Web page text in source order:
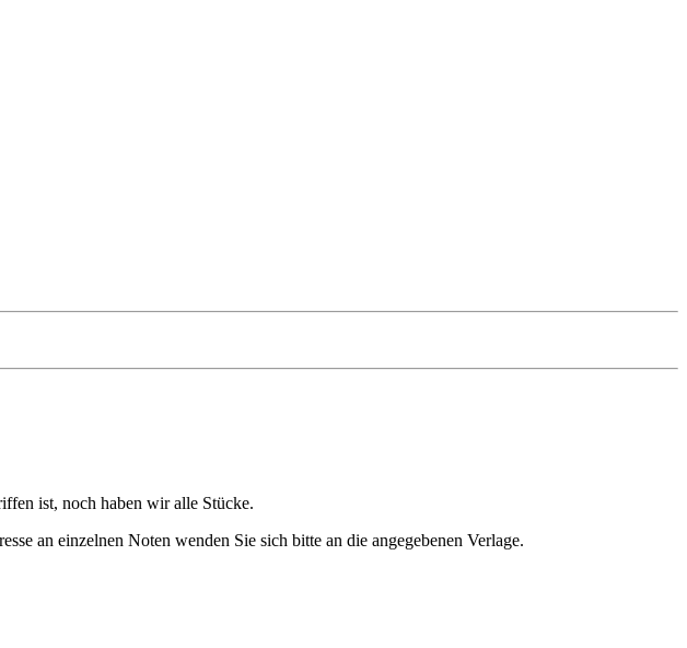
ist, noch haben wir alle Stücke.
an einzelnen Noten wenden Sie sich bitte an die angegebenen Verlage.